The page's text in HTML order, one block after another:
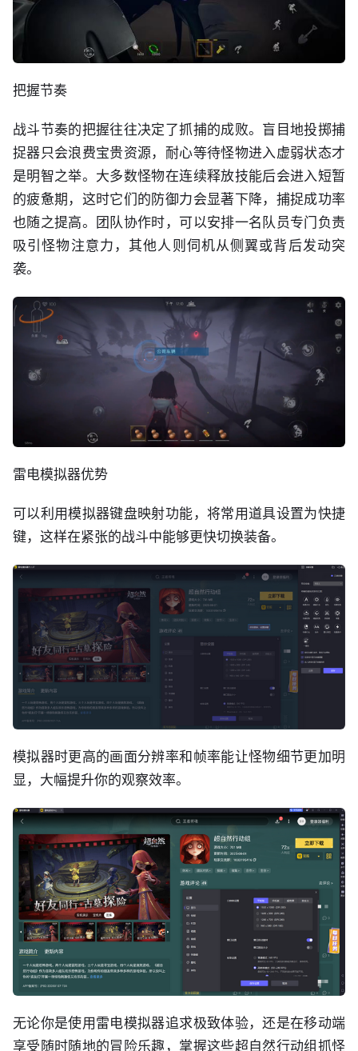
把握节奏
战斗节奏的把握往往决定了抓捕的成败。盲目地投掷捕
捉器只会浪费宝贵资源，耐心等待怪物进入虚弱状态才
是明智之举。大多数怪物在连续释放技能后会进入短暂
的疲惫期，这时它们的防御力会显著下降，捕捉成功率
也随之提高。团队协作时，可以安排一名队员专门负责
吸引怪物注意力，其他人则伺机从侧翼或背后发动突
袭。
雷电模拟器优势
可以利用模拟器键盘映射功能，将常用道具设置为快捷
键，这样在紧张的战斗中能够更快切换装备。
模拟器时更高的画面分辨率和帧率能让怪物细节更加明
显，大幅提升你的观察效率。
无论你是使用雷电模拟器追求极致体验，还是在移动端
享受随时随地的冒险乐趣，掌握这些超自然行动组抓怪